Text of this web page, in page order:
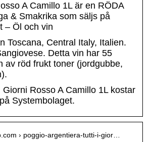
A Camillo 1L är en RÖDA
& Smakrika som säljs på
– Öl och vin
Toscana, Central Italy, Italien.
Detta vin har 55
av röd frukt toner (jordgubbe,
Giorni Rosso A Camillo 1L kostar
Systembolaget.
› poggio-argentiera-tutti-i-gior…